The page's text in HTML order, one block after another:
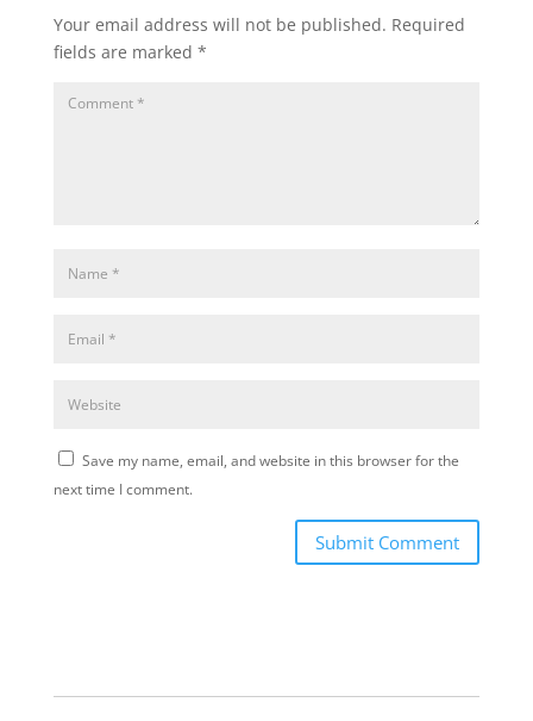
Your email address will not be published. Required
fields are marked *
Save my name, email, and website in this browser for the
next time I comment.
Submit Comment